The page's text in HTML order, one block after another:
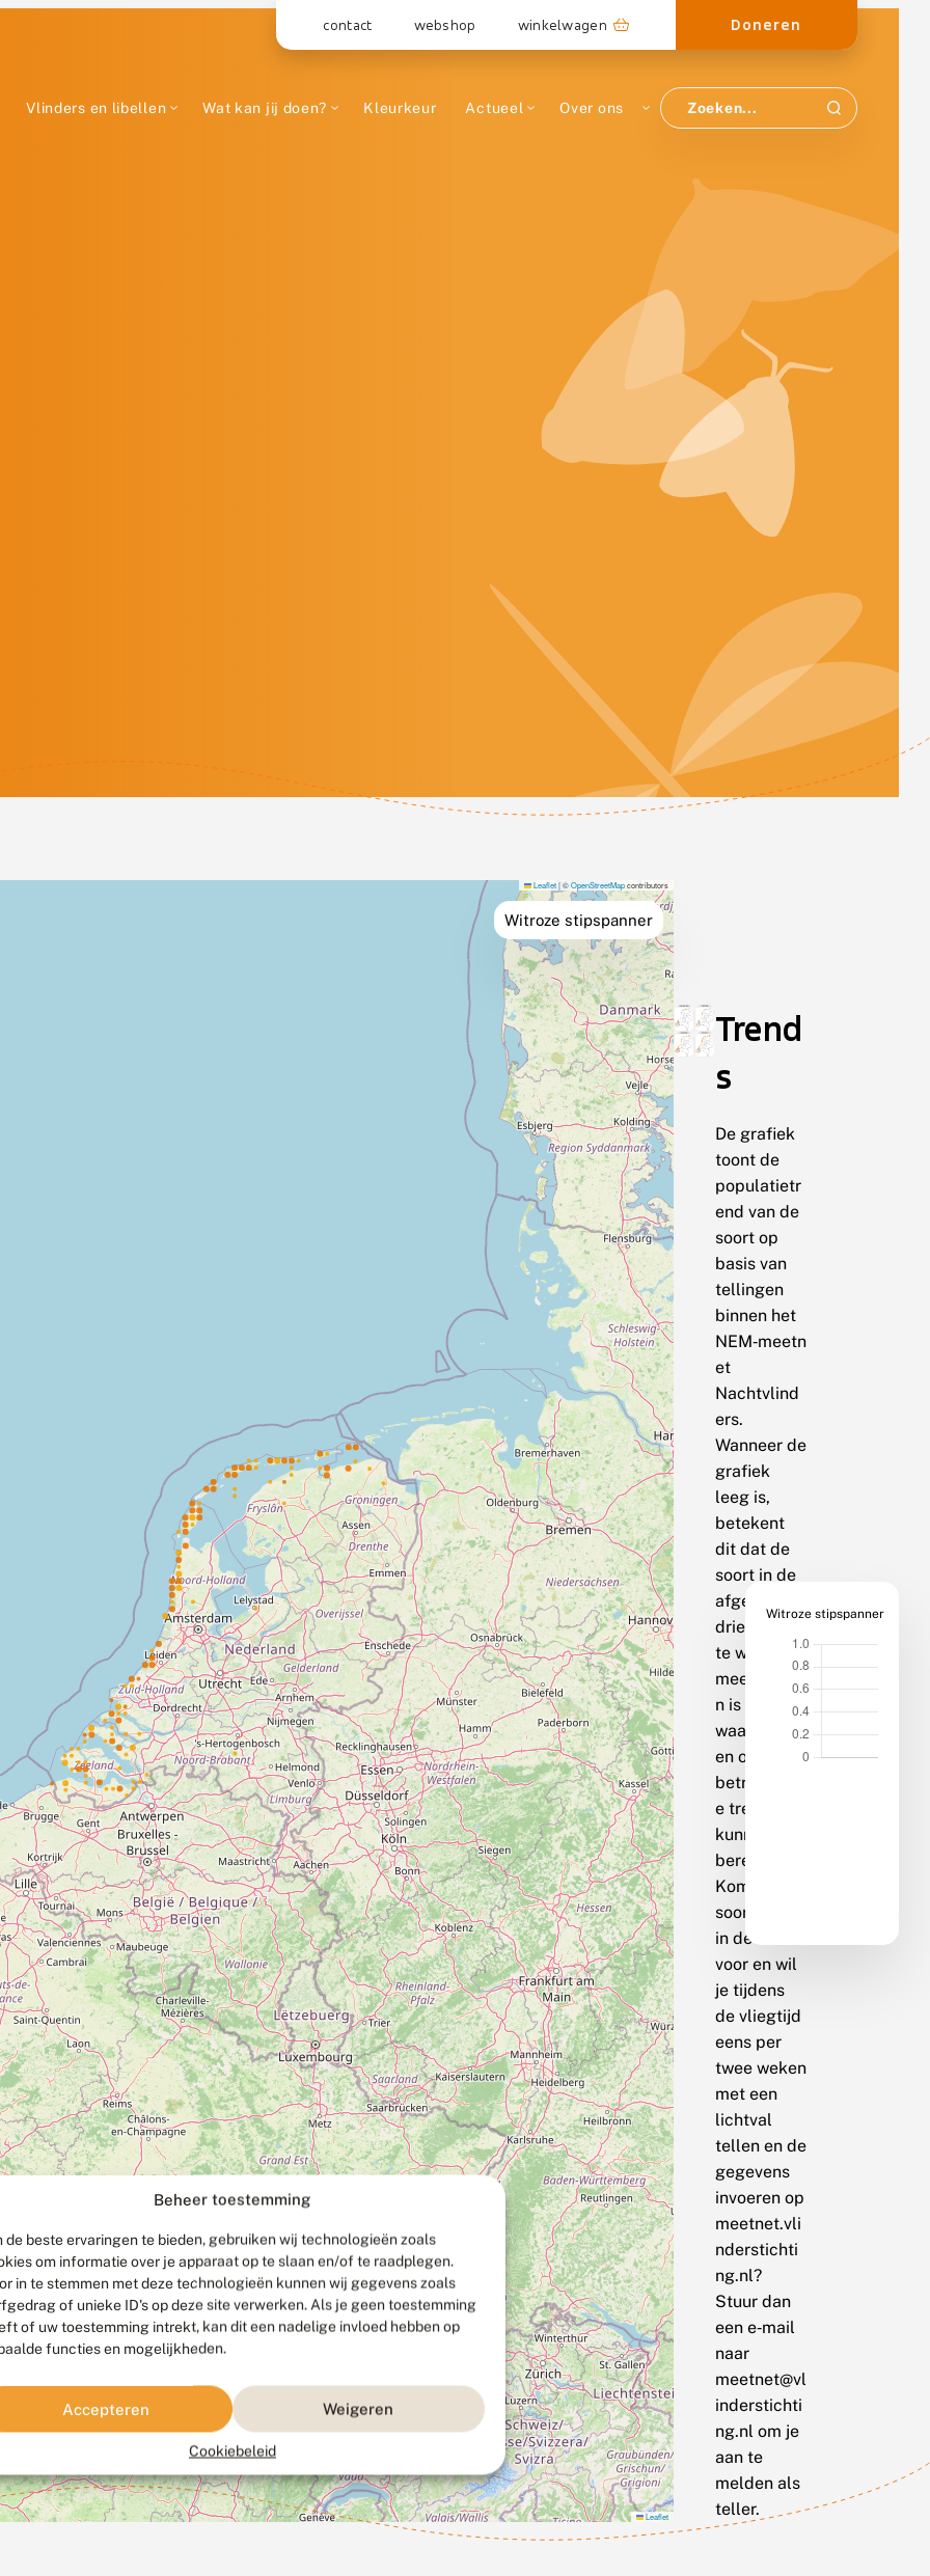
Beheer toestemming
de beste ervaringen te bieden, gebruiken wij technologieën zoals
om informatie over je apparaat op te slaan en/of te raadplegen.
in te stemmen met deze technologieën kunnen wij gegevens zoals
of unieke ID's op deze site verwerken. Als je geen toestemming
of uw toestemming intrekt, kan dit een nadelige invloed hebben op
functies en mogelijkheden.
Accepteren Weigeren
Cookiebeleid
contact webshop winkelwagen Doneren
Vlinders en libellen Wat kan jij doen? Kleurkeur Actueel Over ons
Witroze stipspanner
Leaflet|©OpenStreetMapcontributors
Leaflet
Trend
s
De grafiek
toont de
populatietr
end van de
soort op
basis van
tellingen
binnen het
NEM‑meetn
et
Nachtvlind
ers.
Wanneer de
grafiek
leeg is,
betekent
dit dat de
soort in de
afgelopen
drie jaar op
te weinig
meetpunte
n is
waargenom
en om een
betrouwbar
e trend te
kunnen
berekenen.
Komt de
soort bij jou
in de buurt
voor en wil
je tijdens
de vliegtijd
eens per
twee weken
met een
lichtval
tellen en de
gegevens
invoeren op
meetnet.vli
nderstichti
ng.nl?
Stuur dan
een e‑mail
naar
meetnet@vl
inderstichti
ng.nl om je
aan te
melden als
teller.
Witroze stipspanner